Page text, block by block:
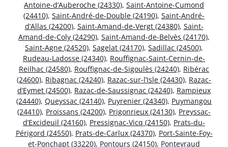
Antoine-d’Auberoche (24330), Saint-Antoine-Cumond
(24410), Saint-André-de-Double (24190), Saint-André-
d’Allas (24200), Saint-Amand-de-Vergt (24380), Saint-
Amand-de-Coly (24290), Saint-Amand-de-Belvès (24170),
Saint-Agne (24520), Sagelat (24170), Sadillac (24500),
Rudeau-Ladosse (24340), Rouffignac-Saint-Cernin-de-
Reilhac (24580), Rouffignac-de-Sigoulès (24240), Ribérac
(24600), Ribagnac (24240), Razac-sur-l’Isle (24430), Razac-
d’Eymet (24500), Razac-de-Saussignac (24240), Rampieux
(24440), Queyssac (24140), Puyrenier (24340), Puymangou
(24410), Proissans (24200), Prigonrieux (24130), Preyssac-
d’Excideuil (24160), Pressignac-Vicq (24150), Prats-du-
Périgord (24550), Prats-de-Carlux (24370), Port-Sainte-Foy-
et-Ponchapt (33220), Pontours (24150), Ponteyraud